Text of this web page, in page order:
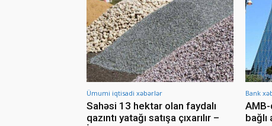
Ümumi iqtisadi xəbərlər
Sahəsi 13 hektar olan faydalı
qazıntı yatağı satışa çıxarılır –
Bank
bağlı